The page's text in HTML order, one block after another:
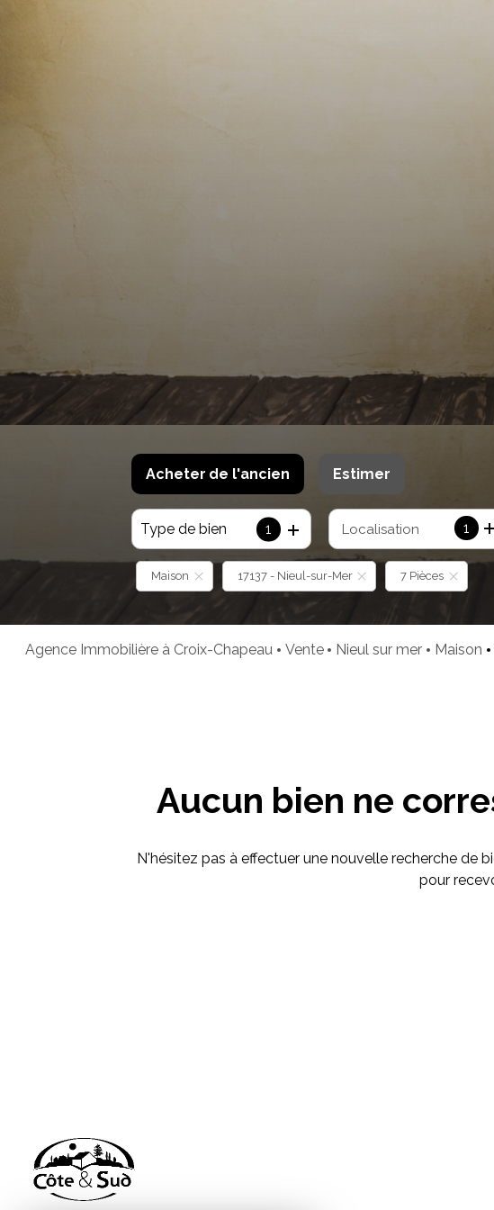
Acheter de l'ancien
De l'ancien
De l'immo pro
Estimer
Type de bien 1 1
Localisation
Maison 17137 - Nieul-sur-Mer 7 Pièces
Agence Immobilière à Croix-Chapeau Vente Nieul sur mer Maison
Aucun bien ne
N'hésitez pas à effectuer une nouvelle recherche de
pour